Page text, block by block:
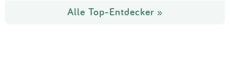
Alle Top-Entdecker »